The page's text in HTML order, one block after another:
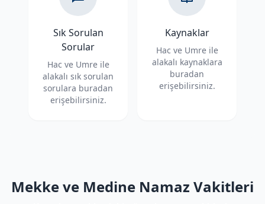
Sık Sorulan
Sorular
Hac ve Umre ile
alakalı sık sorulan
sorulara buradan
erişebilirsiniz.
Kaynaklar
Hac ve Umre ile
alakalı kaynaklara
buradan
erişebilirsiniz.
Mekke ve Medine Namaz Vakitleri